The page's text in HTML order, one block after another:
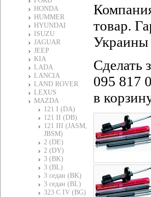
HONDA
HUMMER
HYUNDAI
ISUZU
JAGUAR
JEEP
KIA
LADA
LANCIA
LAND ROVER
LEXUS
MAZDA
121 I (DA)
121 II (DB)
121 III (JASM,
JBSM)
2 (DE)
2 (DY)
3 (BK)
3 (BL)
3 седан (BK)
3 седан (BL)
323 C IV (BG)
товар.
Украины
Сделать
095 817
в